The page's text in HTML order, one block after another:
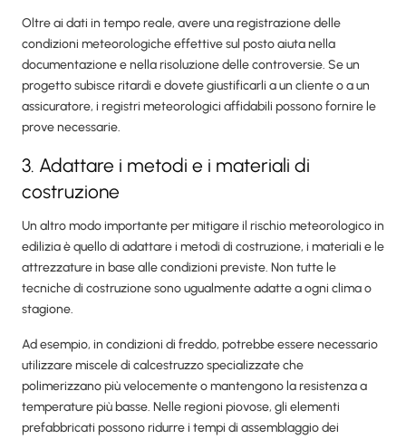
Oltre ai dati in tempo reale, avere una registrazione delle
condizioni meteorologiche effettive sul posto aiuta nella
documentazione e nella risoluzione delle controversie. Se un
progetto subisce ritardi e dovete giustificarli a un cliente o a un
assicuratore, i registri meteorologici affidabili possono fornire le
prove necessarie.
3. Adattare i metodi e i materiali di
costruzione
Un altro modo importante per mitigare il rischio meteorologico in
edilizia è quello di adattare i metodi di costruzione, i materiali e le
attrezzature in base alle condizioni previste. Non tutte le
tecniche di costruzione sono ugualmente adatte a ogni clima o
stagione.
Ad esempio, in condizioni di freddo, potrebbe essere necessario
utilizzare miscele di calcestruzzo specializzate che
polimerizzano più velocemente o mantengono la resistenza a
temperature più basse. Nelle regioni piovose, gli elementi
prefabbricati possono ridurre i tempi di assemblaggio dei